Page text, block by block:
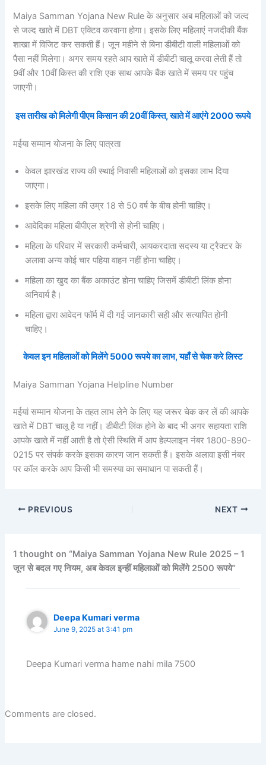
Maiya Samman Yojana New Rule के अनुसार अब महिलाओं को जल्द
से जल्द खाते में DBT एक्टिव करवाना होगा। इसके लिए महिलाएं नजदीकी बैंक
शाखा में विजिट कर सकती हैं। जून महीने से बिना डीबीटी वाली महिलाओं को
पैसा नहीं मिलेगा। अगर समय रहते आप खाते में डीबीटी चालू करवा लेती हैं तो
9वीं और 10वीं किस्त की राशि एक साथ आपके बैंक खाते में समय पर पहुंच
जाएगी।
इस तारीख को मिलेगी पीएम किसान की 20वीं किस्त, खाते में आएंगे 2000 रूपये
मईया सम्मान योजना के लिए पात्रता
केवल झारखंड राज्य की स्थाई निवासी महिलाओं को इसका लाभ दिया
जाएगा।
इसके लिए महिला की उम्र 18 से 50 वर्ष के बीच होनी चाहिए।
आवेदिका महिला बीपीएल श्रेणी से होनी चाहिए।
महिला के परिवार में सरकारी कर्मचारी, आयकरदाता सदस्य या ट्रैक्टर के
अलावा अन्य कोई चार पहिया वाहन नहीं होना चाहिए।
महिला का खुद का बैंक अकाउंट होना चाहिए जिसमें डीबीटी लिंक होना
अनिवार्य है।
महिला द्वारा आवेदन फॉर्म में दी गई जानकारी सही और सत्यापित होनी
चाहिए।
केवल इन महिलाओं को मिलेंगे 5000 रूपये का लाभ, यहाँ से चेक करे लिस्ट
Maiya Samman Yojana Helpline Number
मईयां सम्मान योजना के तहत लाभ लेने के लिए यह जरूर चेक कर लें की आपके
खाते में DBT चालू है या नहीं। डीबीटी लिंक होने के बाद भी अगर सहायता राशि
आपके खाते में नहीं आती है तो ऐसी स्थिति में आप हेल्पलाइन नंबर 1800-890-
0215 पर संपर्क करके इसका कारण जान सकती हैं। इसके अलावा इसी नंबर
पर कॉल करके आप किसी भी समस्या का समाधान पा सकती हैं।
PREVIOUS NEXT
1 thought on “Maiya Samman Yojana New Rule 2025 – 1
जून से बदल गए नियम, अब केवल इन्हीं महिलाओं को मिलेंगे 2500 रूपये”
Deepa Kumari verma
June 9, 2025 at 3:41 pm
Deepa Kumari verma hame nahi mila 7500
Comments are closed.